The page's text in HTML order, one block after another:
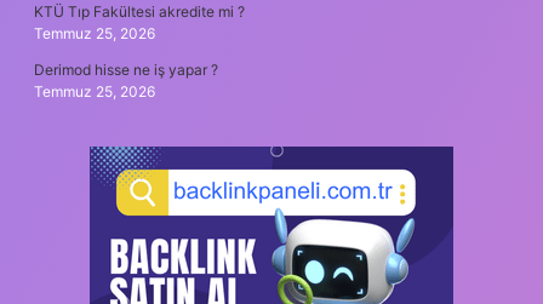
KTÜ Tıp Fakültesi akredite mi ?
Temmuz 25, 2026
Derimod hisse ne iş yapar ?
Temmuz 25, 2026